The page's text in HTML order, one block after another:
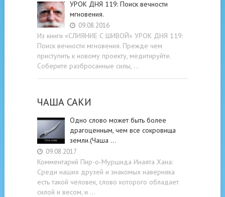
УРОК ДНЯ 119: Поиск вечности
мгновения.
09.08.2016
Из книги «СЛИЯНИЕ С ШИВОЙ» УРОК ДНЯ 119:
Поиск вечности мгновения. Прежде чем
приступить к новому проекту, медитируйте.
Соберите разбросанные силы, …
ЧАША САКИ
Одно слово может быть более
драгоценным, чем все сокровища
земли.(Чаша …
09.08.2017
Комментарий Пир-о-Муршида Инаята Хана:
Среди наших друзей и знакомых наверняка
есть такой человек, слово которого обладает
силой и весом, и …